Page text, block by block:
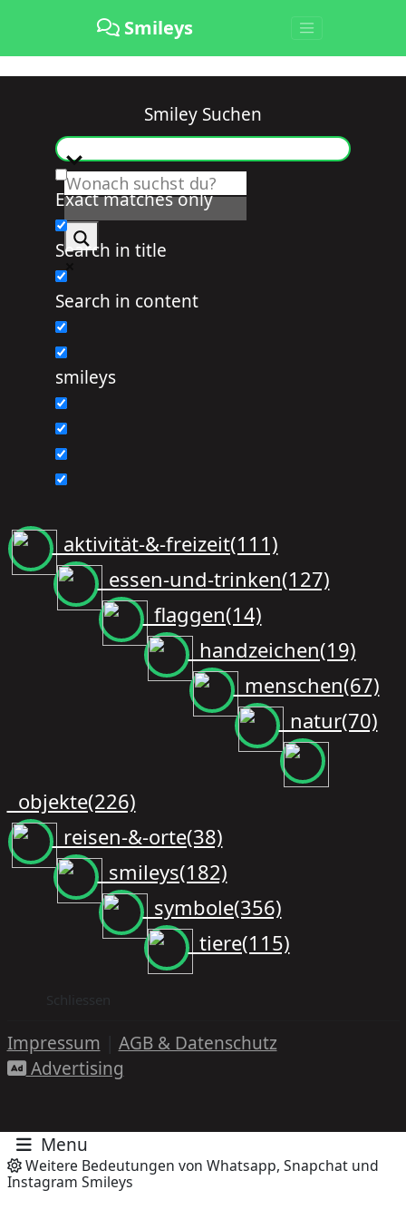
Smileys
Smiley Suchen
Exact matches only
Search in title
Search in content
smileys
aktivität-&-freizeit(111)
essen-und-trinken(127)
flaggen(14)
handzeichen(19)
menschen(67)
natur(70)
objekte(226)
reisen-&-orte(38)
smileys(182)
symbole(356)
tiere(115)
Schliessen
Impressum
AGB & Datenschutz
Advertising
Menu
Weitere Bedeutungen von Whatsapp, Snapchat und
Instagram Smileys